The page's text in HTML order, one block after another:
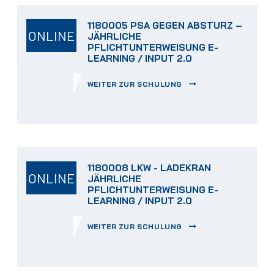
ONLINE
1180005 PSA GEGEN ABSTURZ –
JÄHRLICHE
PFLICHTUNTERWEISUNG E-
LEARNING / INPUT 2.0
WEITER ZUR SCHULUNG
ONLINE
1180008 LKW - LADEKRAN
JÄHRLICHE
PFLICHTUNTERWEISUNG E-
LEARNING / INPUT 2.0
WEITER ZUR SCHULUNG